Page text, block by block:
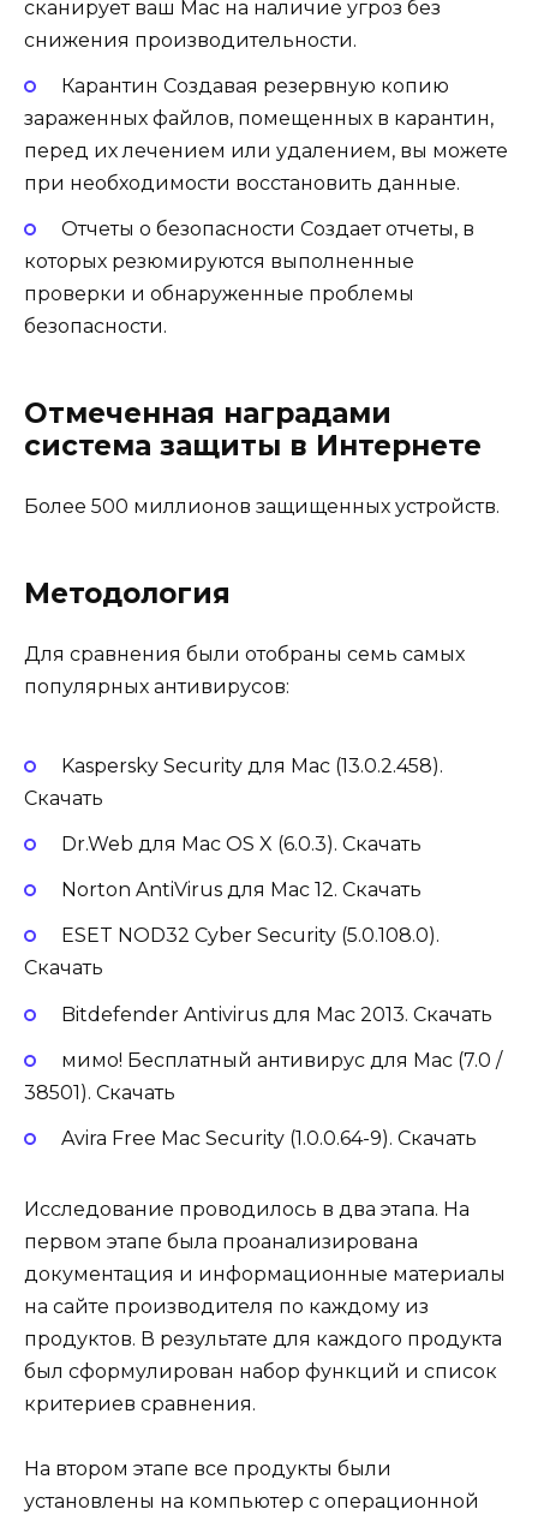
сканирует ваш Mac на наличие угроз без
снижения производительности.
Карантин Создавая резервную копию
зараженных файлов, помещенных в карантин,
перед их лечением или удалением, вы можете
при необходимости восстановить данные.
Отчеты о безопасности Создает отчеты, в
которых резюмируются выполненные
проверки и обнаруженные проблемы
безопасности.
Отмеченная наградами
система защиты в Интернете
Более 500 миллионов защищенных устройств.
Методология
Для сравнения были отобраны семь самых
популярных антивирусов:
Kaspersky Security для Mac (13.0.2.458).
Скачать
Dr.Web для Mac OS X (6.0.3). Скачать
Norton AntiVirus для Mac 12. Скачать
ESET NOD32 Cyber ​​Security (5.0.108.0).
Скачать
Bitdefender Antivirus для Mac 2013. Скачать
мимо! Бесплатный антивирус для Mac (7.0 /
38501). Скачать
Avira Free Mac Security (1.0.0.64-9). Скачать
Исследование проводилось в два этапа. На
первом этапе была проанализирована
документация и информационные материалы
на сайте производителя по каждому из
продуктов. В результате для каждого продукта
был сформулирован набор функций и список
критериев сравнения.
На втором этапе все продукты были
установлены на компьютер с операционной